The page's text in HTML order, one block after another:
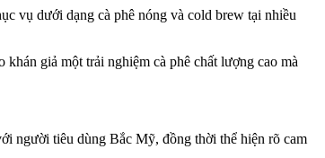
vụ dưới dạng cà phê nóng và cold brew tại nhiều
giả một trải nghiệm cà phê chất lượng cao mà
người tiêu dùng Bắc Mỹ, đồng thời thể hiện rõ cam